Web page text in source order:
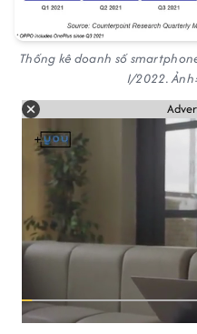
Thống kê doanh số
I/2022. Ảnh: